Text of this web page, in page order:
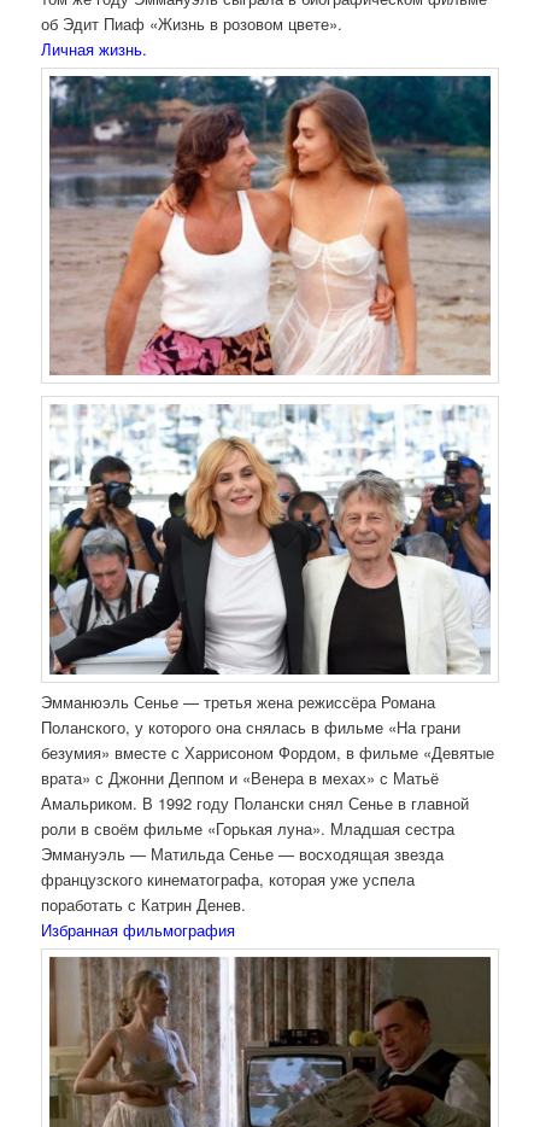
об Эдит Пиаф «Жизнь в розовом цвете».
Личная жизнь.
Эмманюэль Сенье — третья жена режиссёра Романа
Поланского, у которого она снялась в фильме «На грани
безумия» вместе с Харрисоном Фордом, в фильме «Девятые
врата» с Джонни Деппом и «Венера в мехах» с Матьё
Амальриком. В 1992 году Полански снял Сенье в главной
роли в своём фильме «Горькая луна». Младшая сестра
Эммануэль — Матильда Сенье — восходящая звезда
французского кинематографа, которая уже успела
поработать с Катрин Денев.
Избранная фильмография